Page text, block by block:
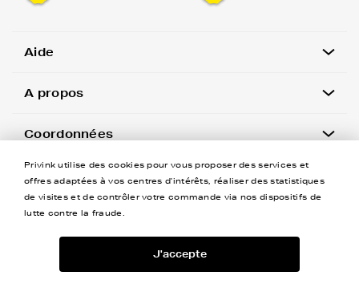
Aide
A propos
Coordonnées
Newsletter
Privink utilise des cookies pour vous proposer des services et
offres adaptées à vos centres d'intérêts, réaliser des statistiques
de visites et de contrôler votre commande via nos dispositifs de
lutte contre la fraude.
J'accepte